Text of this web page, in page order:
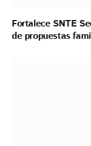
Fortalece SNTE
de propuestas